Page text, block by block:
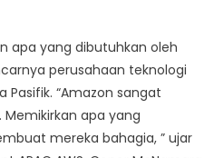
apa yang dibutuhkan oleh
perusahaan teknologi
Pasifik. “Amazon sangat
apa yang
mereka bahagia, ” ujar